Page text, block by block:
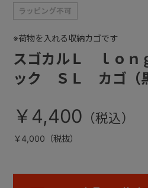
スゴカルＬ ｌｏｎ
ック ＳＬ カゴ（
※荷物を入れる収納カゴです
￥4,400
￥4,000（税抜）